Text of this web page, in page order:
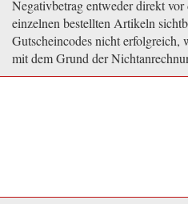
Negativbetrag entweder direkt vor
einzelnen bestellten Artikeln
Gutscheincodes nicht erfolgreich,
mit dem Grund der